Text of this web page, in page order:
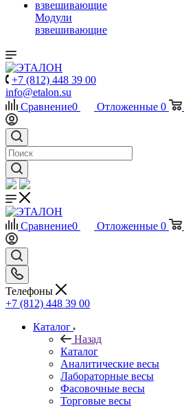
Модули
взвешивающие
+7 (812) 448 39 00
info@etalon.su
Сравнение0 Отложенные 0
Сравнение0 Отложенные 0
Телефоны
+7 (812) 448 39 00
Каталог
Назад
Каталог
Аналитические весы
Лабораторные весы
Фасовочные весы
Торговые весы